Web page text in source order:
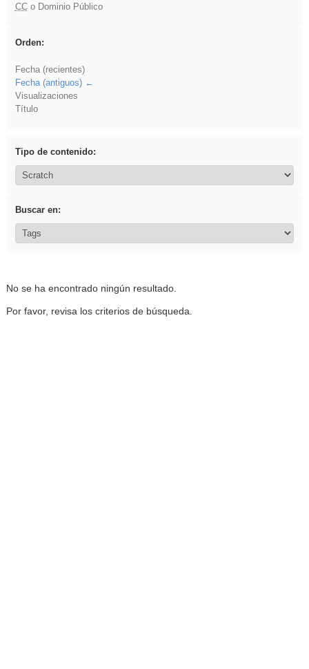
CCo Dominio Público
Orden:
Fecha (recientes)
Fecha (antiguos)
Visualizaciones
Título
Tipo de contenido:
Buscar en:
No se ha encontrado ningún resultado.
Por favor, revisa los criterios de búsqueda.